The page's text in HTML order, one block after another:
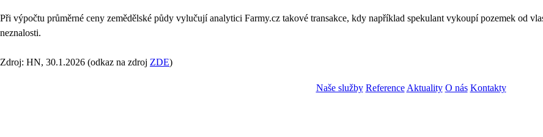
Při výpočtu průměrné ceny zemědělské půdy vylučují analytici Farmy.cz takové transakce, kdy například spekulant vykoupí pozemek od
neznalosti.
Zdroj: HN, 30.1.2026 (odkaz na zdroj ZDE)
Naše služby Reference Aktuality O nás Kontakty